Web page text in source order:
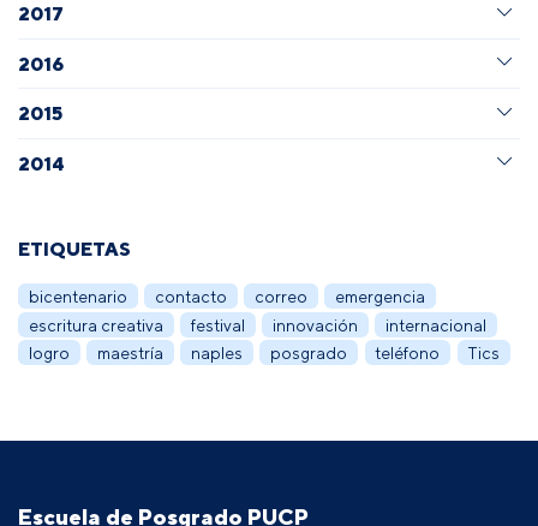
2017
2016
2015
2014
ETIQUETAS
bicentenario contacto correo
emergencia
escritura creativa
festival innovación
internacional
logro
maestría naples posgrado teléfono Tics
Escuela de Posgrado PUCP